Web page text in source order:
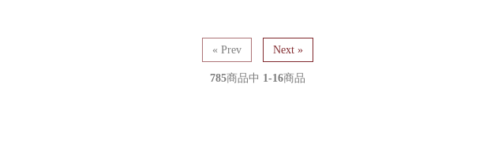
« Prev Next »
785商品中 1-16商品